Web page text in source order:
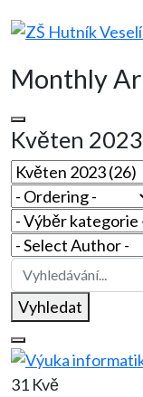
Monthly
Květen 2023
Vyhledat
31 Kvě